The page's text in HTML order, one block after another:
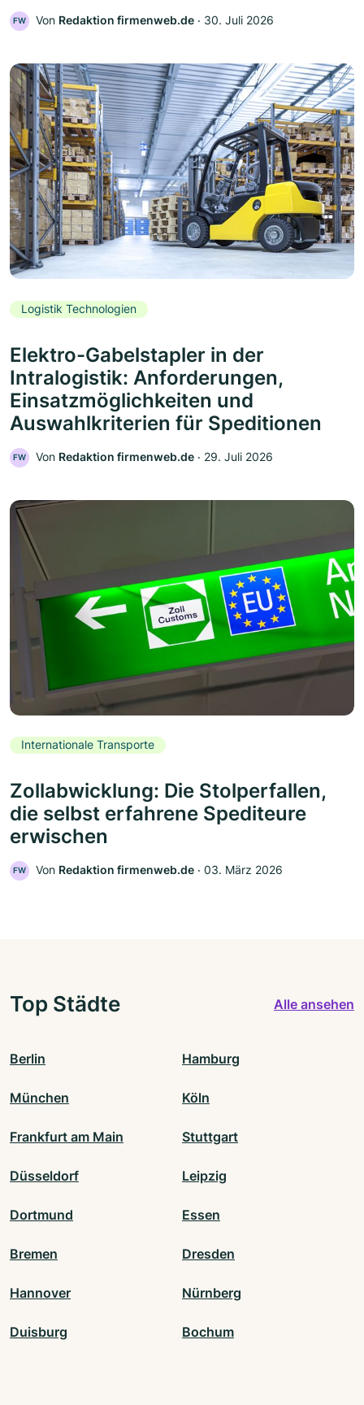
FW Von Redaktion firmenweb.de ‧ 30. Juli 2026
Logistik Technologien
Elektro-Gabelstapler in der
Intralogistik: Anforderungen,
Einsatzmöglichkeiten und
Auswahlkriterien für Speditionen
FW Von Redaktion firmenweb.de ‧ 29. Juli 2026
Internationale Transporte
Zollabwicklung: Die Stolperfallen,
die selbst erfahrene Spediteure
erwischen
FW Von Redaktion firmenweb.de ‧ 03. März 2026
Top Städte Alle ansehen
Berlin Hamburg
München Köln
Frankfurt am Main Stuttgart
Düsseldorf Leipzig
Dortmund Essen
Bremen Dresden
Hannover Nürnberg
Duisburg Bochum